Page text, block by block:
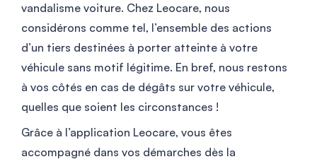
vandalisme voiture. Chez Leocare, nous
considérons comme tel, l’ensemble des actions
d’un tiers destinées à porter atteinte à votre
véhicule sans motif légitime. En bref, nous restons
à vos côtés en cas de dégâts sur votre véhicule,
quelles que soient les circonstances !
Grâce à l’application Leocare, vous êtes
accompagné dans vos démarches dès la